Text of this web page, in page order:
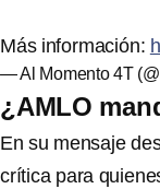
Más información:
— Al Momento 4T
¿AMLO
En su mensaje
crítica para